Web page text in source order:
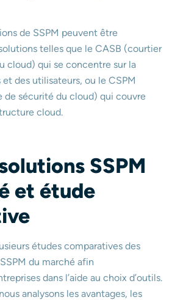
de SSPM peuvent être
telles que le CASB (courtier
cloud) qui se concentre sur la
des utilisateurs, ou le CSPM
de sécurité du cloud) qui couvre
cloud.
SSPM
et étude
études comparatives des
du marché afin
dans l’aide au choix d’outils.
analysons les avantages, les